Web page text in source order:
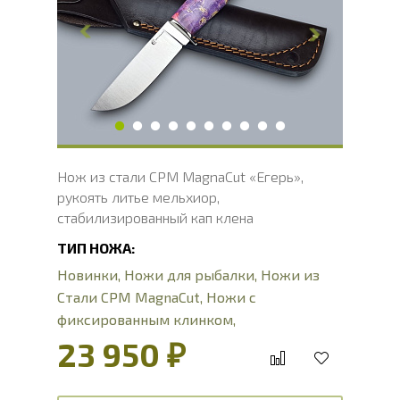
Толщина обуха, мм
Ширина рукояти, мм
31
Длина рукояти, мм
122
Толщина рукояти, мм
20
Твердость клинка, HRC
62 - 64 HRC
Вес, г
Нож из стали CPM MagnaCut «Егерь»,
рукоять литье мельхиор,
стабилизированный кап клена
ТИП НОЖА:
Новинки, Ножи для рыбалки, Ножи из
Стали CPM MagnaCut, Ножи с
фиксированным клинком,
Туристические ножи
23 950 ₽